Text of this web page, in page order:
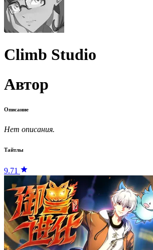
Climb Studio
Автор
Описание
Нет описания.
Тайтлы
9.71